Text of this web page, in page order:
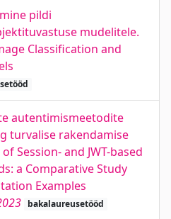
pildi
mudelitele.
Classification and
autentimismeetodite
turvalise rakendamise
Session- and JWT-based
a Comparative Study
Examples
bakalaureusetööd